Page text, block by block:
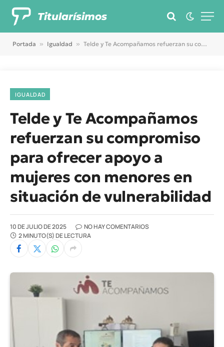
Titularísimos
Portada » Igualdad » Telde y Te Acompañamos refuerzan su compromiso para ofrecer apoyo a mujeres con menores en situación de vulnerabilidad
IGUALDAD
Telde y Te Acompañamos
refuerzan su compromiso
para ofrecer apoyo a
mujeres con menores en
situación de vulnerabilidad
10 DE JULIO DE 2025
NO HAY COMENTARIOS
2 MINUTO(S) DE LECTURA